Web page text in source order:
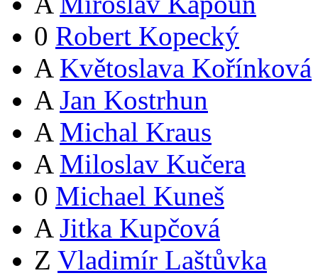
0 Robert Kopecký
A Květoslava Kořínková
A Jan Kostrhun
A Michal Kraus
A Miloslav Kučera
0 Michael Kuneš
A Jitka Kupčová
Z Vladimír Laštůvka